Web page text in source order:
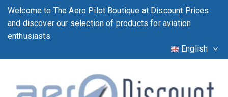
Welcome to The Aero Pilot Boutique at Discount Prices
and discover our selection of products for aviation
enthusiasts
English